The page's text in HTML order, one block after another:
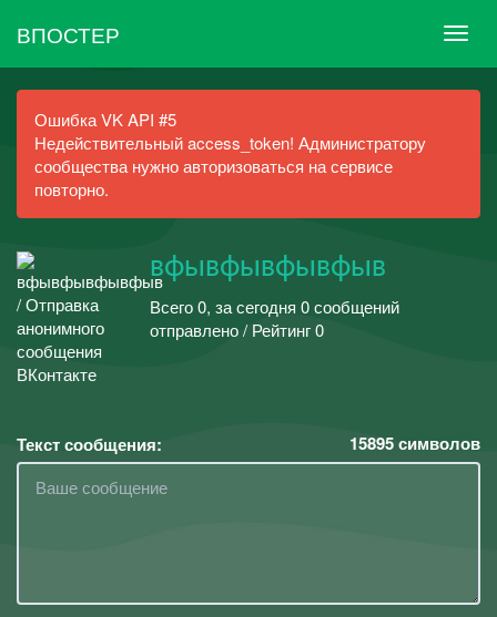
ВПОСТЕР
Ошибка VK API #5
Недействительный access_token! Администратору
сообщества нужно авторизоваться на сервисе
повторно.
вфывфывфывфыв
Всего 0, за сегодня 0 сообщений
отправлено / Рейтинг 0
Текст сообщения: 15895символов